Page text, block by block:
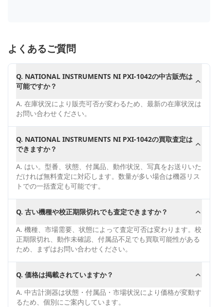
よくあるご質問
Q. NATIONAL INSTRUMENTS NI PXI-1042の中古販売は
可能ですか？
A. 在庫状況により販売可否が変わるため、最新の在庫状況は
お問い合わせください。
Q. NATIONAL INSTRUMENTS NI PXI-1042の買取査定は
できますか？
A. はい。型番、状態、付属品、動作状況、写真をお送りいた
だければ無料査定に対応します。数量が多い場合は機器リス
トでの一括査定も可能です。
Q. 古い機種や校正期限切れでも査定できますか？
A. 機種、市場需要、状態によって査定可否は変わります。校
正期限切れ、動作未確認、付属品不足でも買取可能性がある
ため、まずはお問い合わせください。
Q. 価格は掲載されていますか？
A. 中古計測器は状態・付属品・市場状況により価格が変動す
るため、個別にご案内しています。